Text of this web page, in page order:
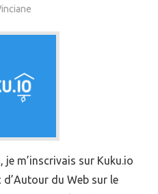
m’inscrivais sur Kuku.io
d’Autour du Web sur le